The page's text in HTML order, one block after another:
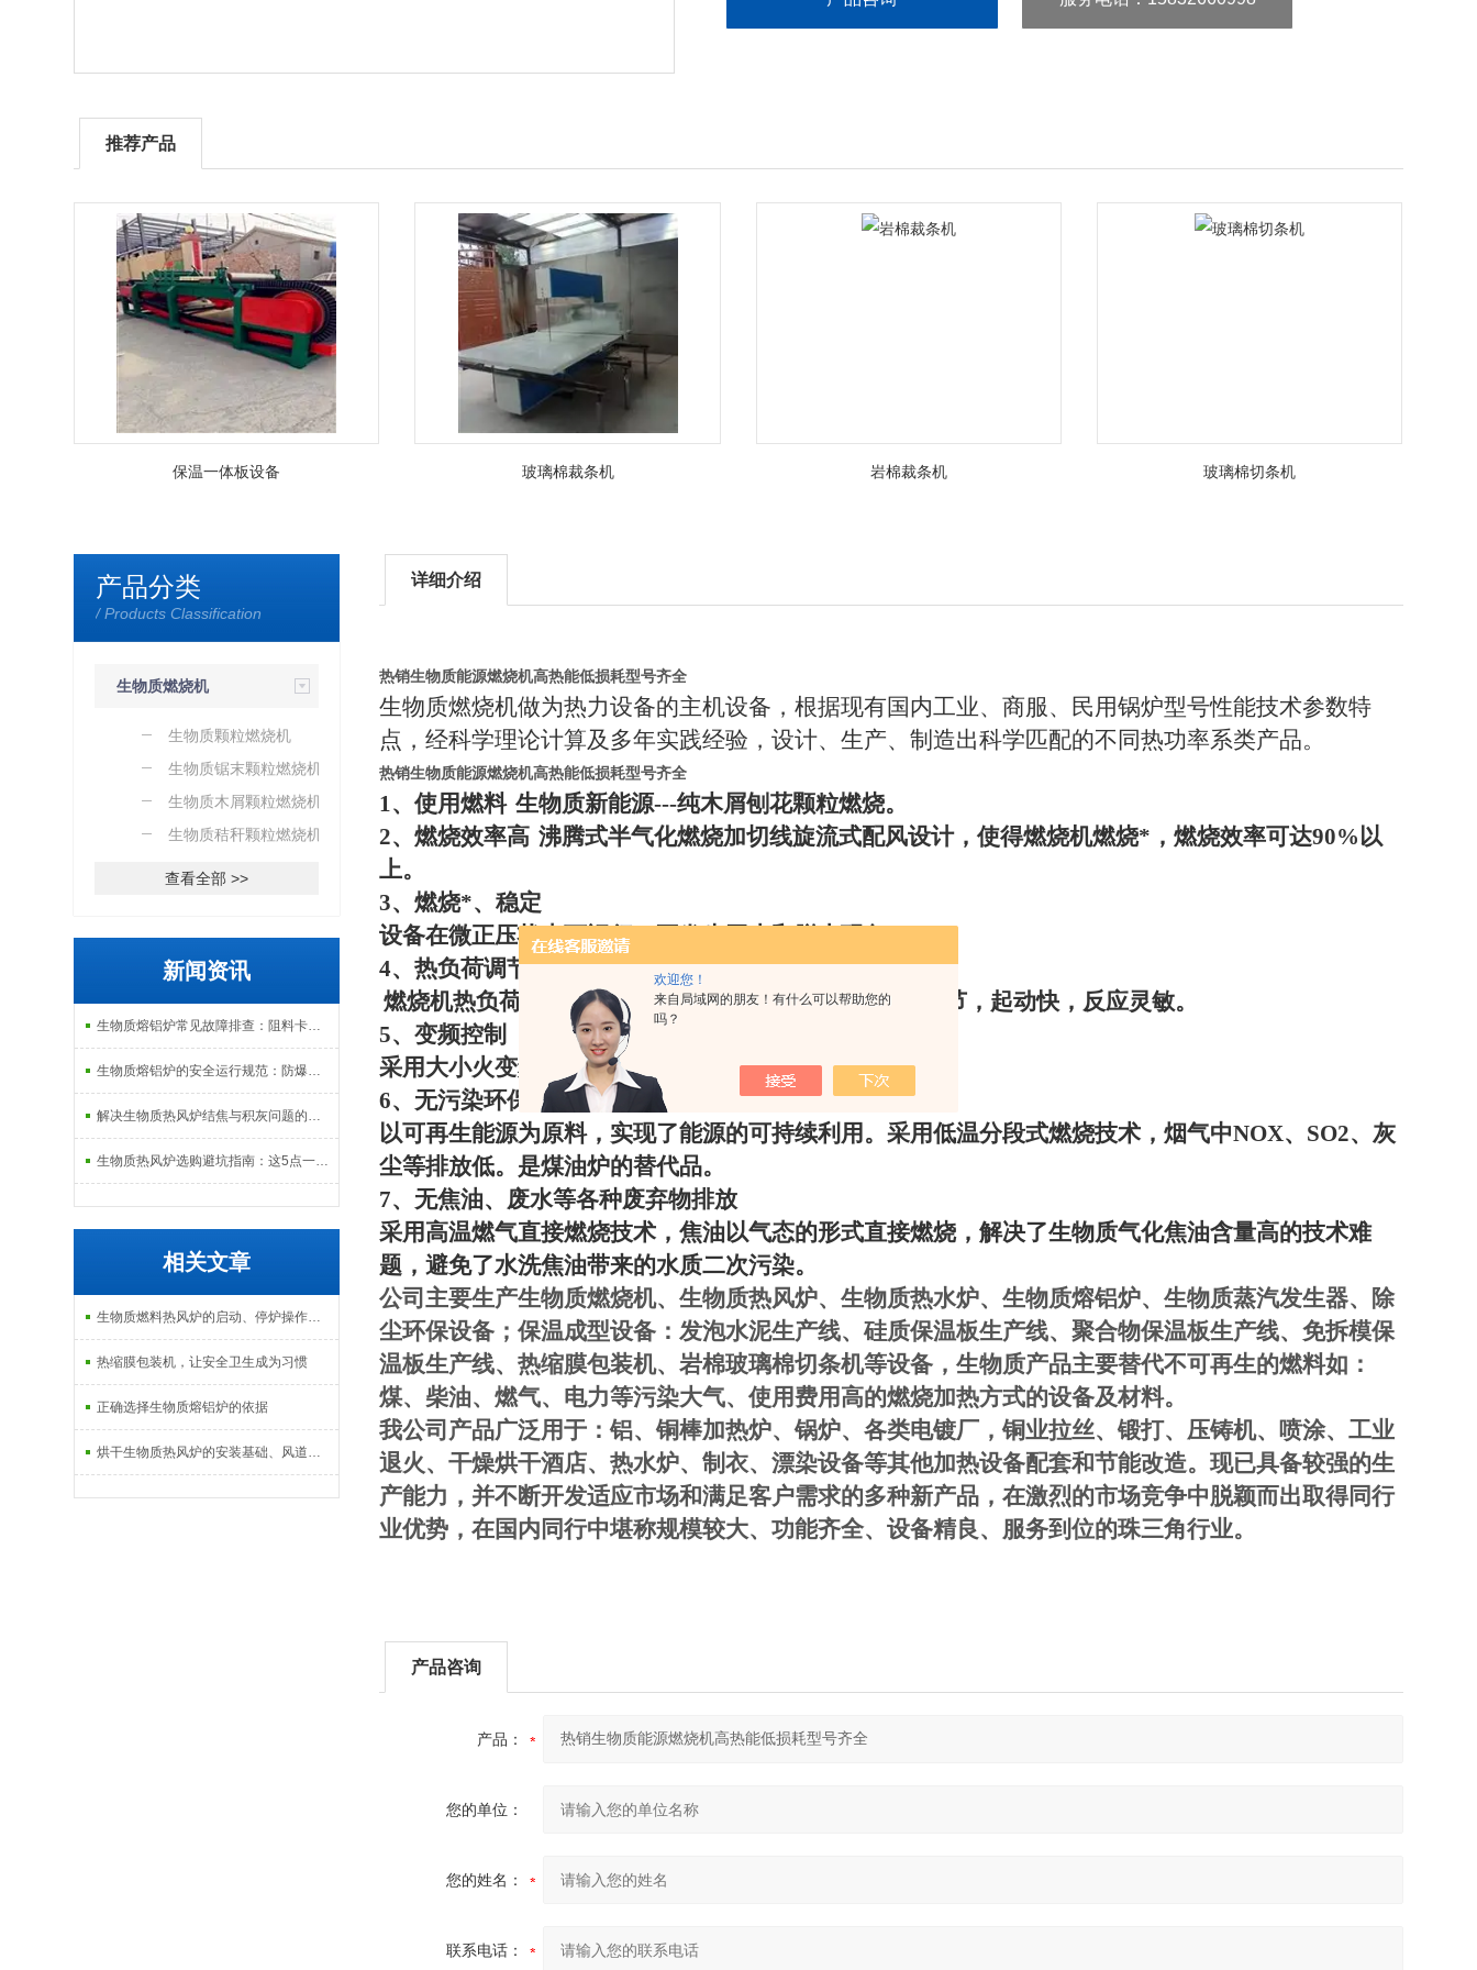
欢迎您！
来自局域网的朋友！有什么可以帮助您的
吗？
推荐产品
保温一体板设备 玻璃棉裁条机 岩棉裁条机 玻璃棉切条机
产品分类
/ Products Classification
生物质燃烧机
生物质颗粒燃烧机
生物质锯末颗粒燃烧机
生物质木屑颗粒燃烧机
生物质秸秆颗粒燃烧机
查看全部 >>
新闻资讯
生物质熔铝炉常见故障排查：阻料卡料、火嘴结焦与烟气排放异常的处理
生物质熔铝炉的安全运行规范：防爆、防泄漏与应急处理机制
解决生物质热风炉结焦与积灰问题的关键技术路径探讨
生物质热风炉选购避坑指南：这5点一定要注意
相关文章
生物质燃料热风炉的启动、停炉操作规范与注意事项
热缩膜包装机，让安全卫生成为习惯
正确选择生物质熔铝炉的依据
烘干生物质热风炉的安装基础、风道连接与保温施工
详细介绍
热销生物质能源燃烧机高热能低损耗型号齐全
生物质燃烧机做为热力设备的主机设备，根据现有国内工业、商服、民用锅炉型号性能技术参数特
点，经科学理论计算及多年实践经验，设计、生产、制造出科学匹配的不同热功率系类产品。
热销生物质能源燃烧机高热能低损耗型号齐全
1、使用燃料 生物质新能源---纯木屑刨花颗粒燃烧。
2、燃烧效率高 沸腾式半气化燃烧加切线旋流式配风设计，使得燃烧机燃烧*，燃烧效率可达90%以
上。
3、燃烧*、稳定
设备在微正压状态下运行，不发生回火和脱火现象。
4、热负荷调节范围宽
燃烧机热负荷可在额定负荷的30%--120%范围内快速调节，起动快，反应灵敏。
5、变频控制
采用大小火变频送料模式，节能效果显著。
6、无污染环保效益明显
以可再生能源为原料，实现了能源的可持续利用。采用低温分段式燃烧技术，烟气中NOX、 SO2、灰
尘等排放低。是煤油炉的替代品。
7、无焦油、废水等各种废弃物排放
采用高温燃气直接燃烧技术，焦油以气态的形式直接燃烧，解决了生物质气化焦油含量高的技术难
题，避免了水洗焦油带来的水质二次污染。
公司主要生产生物质燃烧机、生物质热风炉、生物质热水炉、生物质熔铝炉、生物质蒸汽发生器、除
尘环保设备；保温成型设备：发泡水泥生产线、硅质保温板生产线、聚合物保温板生产线、免拆模保
温板生产线、热缩膜包装机、岩棉玻璃棉切条机等设备，生物质产品主要替代不可再生的燃料如：
煤、柴油、燃气、电力等污染大气、使用费用高的燃烧加热方式的设备及材料。
我公司产品广泛用于：铝、铜棒加热炉、锅炉、各类电镀厂，铜业拉丝、锻打、压铸机、喷涂、工业
退火、干燥烘干酒店、热水炉、制衣、漂染设备等其他加热设备配套和节能改造。现已具备较强的生
产能力，并不断开发适应市场和满足客户需求的多种新产品，在激烈的市场竞争中脱颖而出取得同行
业优势，在国内同行中堪称规模较大、功能齐全、设备精良、服务到位的珠三角行业。
产品咨询
产品：
您的单位：
您的姓名：
联系电话：